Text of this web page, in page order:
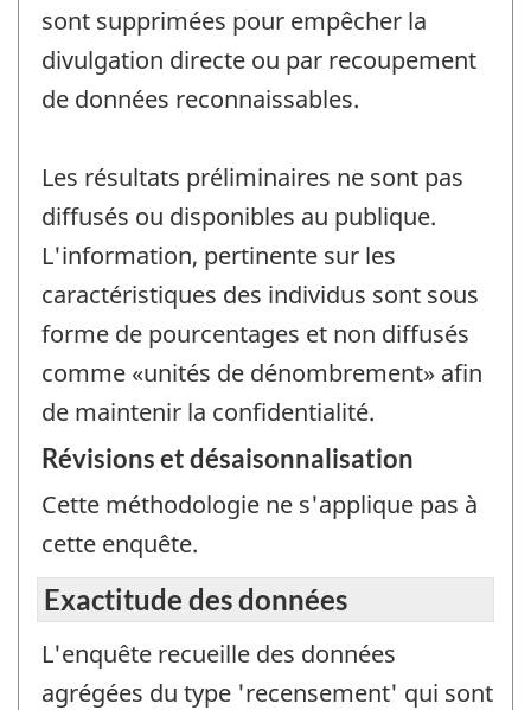
sont supprimées pour empêcher la
divulgation directe ou par recoupement
de données reconnaissables.
Les résultats préliminaires ne sont pas
diffusés ou disponibles au publique.
L'information, pertinente sur les
caractéristiques des individus sont sous
forme de pourcentages et non diffusés
comme «unités de dénombrement» afin
de maintenir la confidentialité.
Révisions et désaisonnalisation
Cette méthodologie ne s'applique pas à
cette enquête.
Exactitude des données
L'enquête recueille des données
agrégées du type 'recensement' qui sont